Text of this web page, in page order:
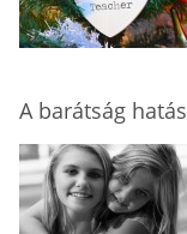
A barátság